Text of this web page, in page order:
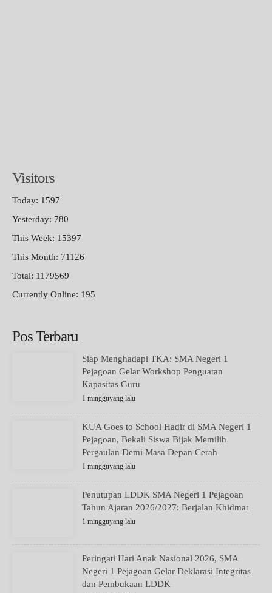
Visitors
Today: 1597
Yesterday: 780
This Week: 15397
This Month: 71126
Total: 1179569
Currently Online: 195
Pos Terbaru
Siap Menghadapi TKA: SMA Negeri 1
Pejagoan Gelar Workshop Penguatan
Kapasitas Guru
1 mingguyang lalu
KUA Goes to School Hadir di SMA Negeri 1
Pejagoan, Bekali Siswa Bijak Memilih
Pergaulan Demi Masa Depan Cerah
1 mingguyang lalu
Penutupan LDDK SMA Negeri 1 Pejagoan
Tahun Ajaran 2026/2027: Berjalan Khidmat
1 mingguyang lalu
Peringati Hari Anak Nasional 2026, SMA
Negeri 1 Pejagoan Gelar Deklarasi Integritas
dan Pembukaan LDDK